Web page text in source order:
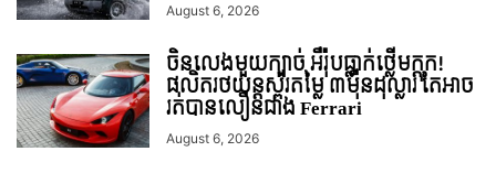
August 6, 2026
ចិនលេងមួយក្បាច់ អឺរ៉ុបធ្លាក់ថ្លើមក្តុក!
ផលិតរថយន្តស្ព័រតម្លៃ ៣ម៉ឺនដុល្លារ តែអាច
រត់បានលឿនជាង Ferrari
August 6, 2026